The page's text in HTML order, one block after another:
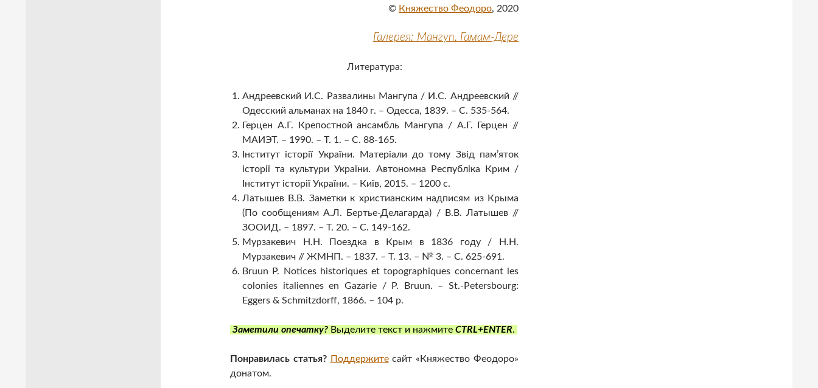
© Княжество Феодоро, 2020
Галерея: Мангуп. Гамам-Дере
Литература:
Андреевский И.С. Развалины Мангупа / И.С. Андреевский //
Одесский альманах на 1840 г. – Одесса, 1839. – С. 535-564.
Герцен А.Г. Крепостной ансамбль Мангупа / А.Г. Герцен //
МАИЭТ. – 1990. – Т. 1. – С. 88-165.
Інститут історії України. Матеріали до тому Звід пам’яток
історії та культури України. Автономна Республіка Крим /
Інститут історії України. – Київ, 2015. – 1200 с.
Латышев В.В. Заметки к христианским надписям из Крыма
(По сообщениям А.Л. Бертье-Делагарда) / В.В. Латышев //
ЗООИД. – 1897. – Т. 20. – С. 149-162.
Мурзакевич Н.Н. Поездка в Крым в 1836 году / Н.Н.
Мурзакевич // ЖМНП. – 1837. – Т. 13. – № 3. – С. 625-691.
Bruun P. Notices historiques et topographiques concernant les
colonies italiennes en Gazarie / P. Bruun. – St.-Petersbourg:
Eggers & Schmitzdorff, 1866. – 104 p.
Заметили опечатку? Выделите текст и нажмите CTRL+ENTER.
Понравилась статья? Поддержитесайт «Княжество Феодоро»
донатом.